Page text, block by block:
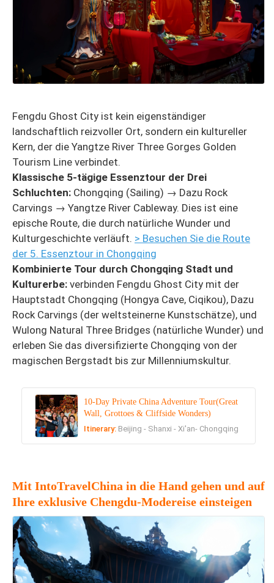
Fengdu Ghost City ist kein eigenständiger
landschaftlich reizvoller Ort, sondern ein kultureller
Kern, der die Yangtze River Three Gorges Golden
Tourism Line verbindet.
Klassische 5-tägige Essenztour der Drei
Schluchten: Chongqing (Sailing) → Dazu Rock
Carvings → Yangtze River Cableway. Dies ist eine
epische Route, die durch natürliche Wunder und
Kulturgeschichte verläuft. > Besuchen Sie die Route
der 5. Essenztour in Chongqing
Kombinierte Tour durch Chongqing Stadt und
Kulturerbe: verbinden Fengdu Ghost City mit der
Hauptstadt Chongqing (Hongya Cave, Ciqikou), Dazu
Rock Carvings (der weltsteinerne Kunstschätze), und
Wulong Natural Three Bridges (natürliche Wunder) und
erleben Sie das diversifizierte Chongqing von der
magischen Bergstadt bis zur Millenniumskultur.
10-Day Private China Adventure Tour(Great
Wall, Grottoes & Cliffside Wonders)
Itinerary: Beijing - Shanxi - Xi'an- Chongqing
Mit IntoTravelChina in die Hand gehen und auf
Ihre exklusive Chengdu-Modereise einsteigen